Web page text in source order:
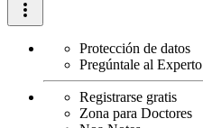
Protección de datos
Pregúntale al Experto
Registrarse gratis
Zona para Doctores